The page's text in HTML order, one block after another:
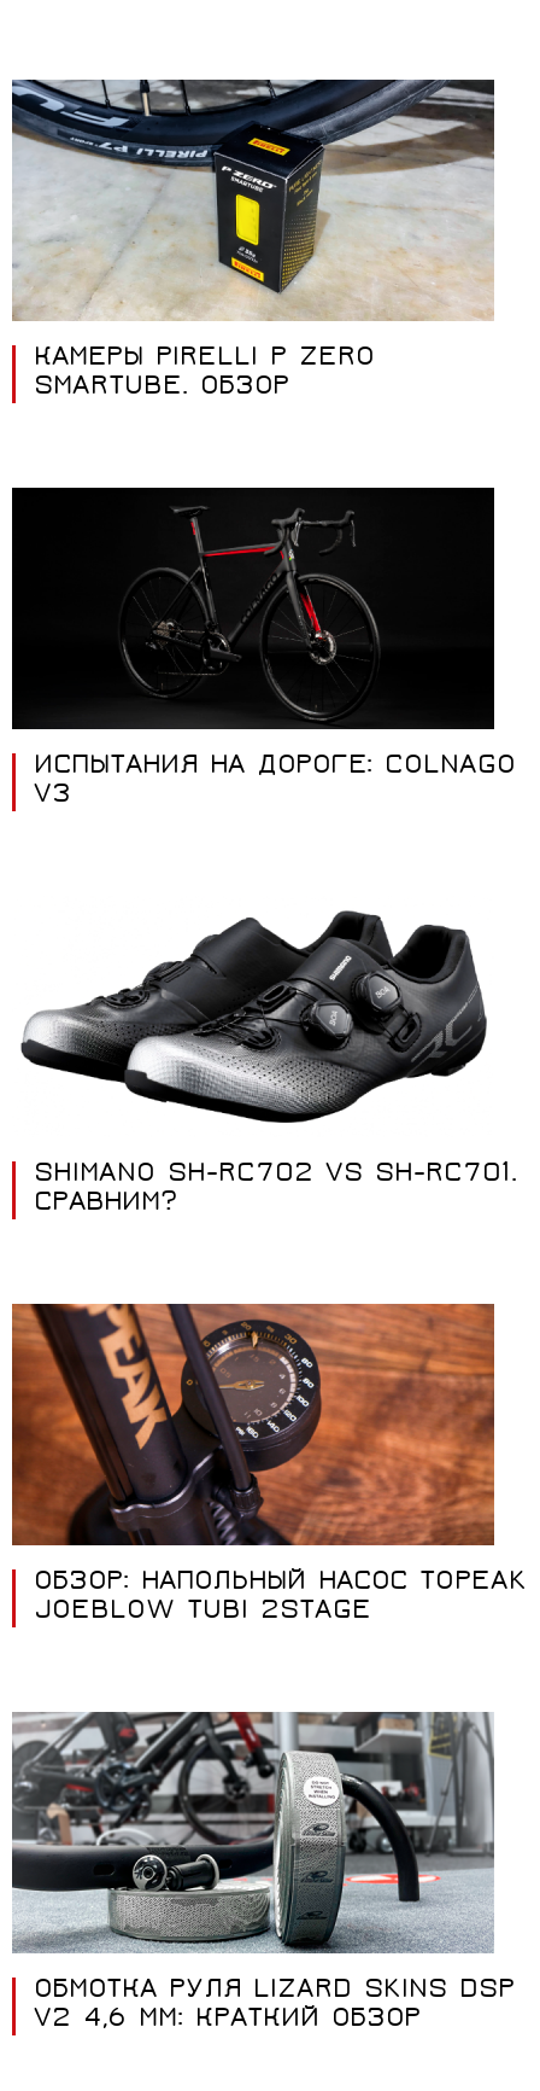
КАМЕРЫ PIRELLI P ZERO
SMARTUBE. ОБЗОР
ИСПЫТАНИЯ НА ДОРОГЕ: COLNAGO
V3
SHIMANO SH-RC702 VS SH-RC701.
СРАВНИМ?
ОБЗОР: НАПОЛЬНЫЙ НАСОС TOPEAK
JOEBLOW TUBI 2STAGE
ОБМОТКА РУЛЯ LIZARD SKINS DSP
V2 4,6 ММ: КРАТКИЙ ОБЗОР